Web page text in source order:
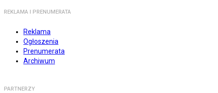
REKLAMA I PRENUMERATA
Reklama
Ogłoszenia
Prenumerata
Archiwum
PARTNERZY